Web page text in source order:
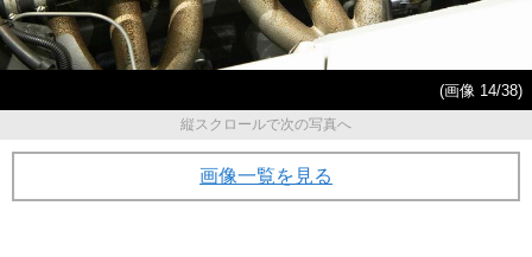
(画像 14/38)
縦スクロールで次の写真へ
画像一覧を見る